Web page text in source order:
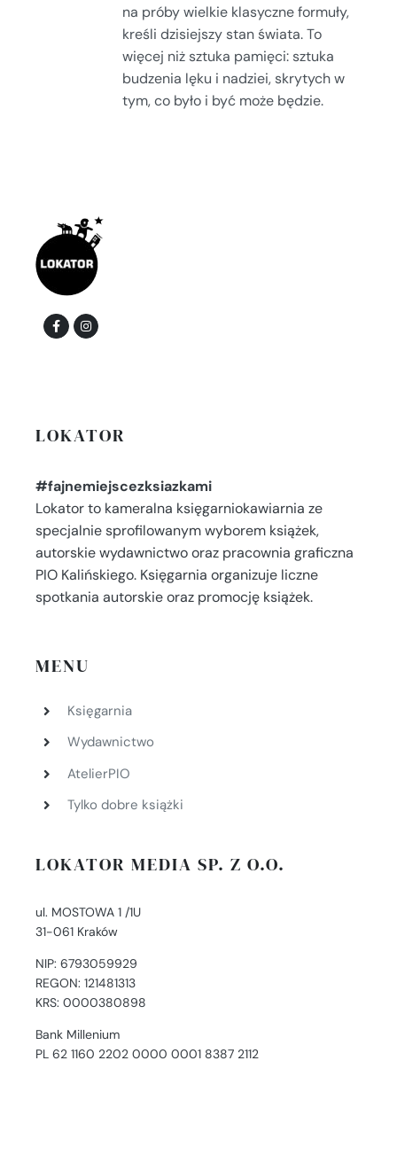
na próby wielkie klasyczne formuły,
kreśli dzisiejszy stan świata. To
więcej niż sztuka pamięci: sztuka
budzenia lęku i nadziei, skrytych w
tym, co było i być może będzie.
LOKATOR
#fajnemiejscezksiazkami
Lokator to kameralna księgarniokawiarnia ze
specjalnie sprofilowanym wyborem książek,
autorskie wydawnictwo oraz pracownia graficzna
PIO Kalińskiego. Księgarnia organizuje liczne
spotkania autorskie oraz promocję książek.
MENU
Księgarnia
Wydawnictwo
AtelierPIO
Tylko dobre książki
LOKATOR MEDIA SP. Z O.O.
ul. MOSTOWA 1 /1U
31-061 Kraków
NIP: 6793059929
REGON: 121481313
KRS: 0000380898
Bank Millenium
PL 62 1160 2202 0000 0001 8387 2112